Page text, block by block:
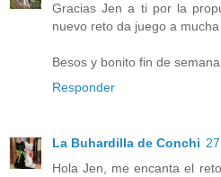
Gracias Jen a ti por la
nuevo reto da juego a
Besos y bonito fin de semana
Responder
La Buhardilla de Conchi
Hola Jen, me encanta el